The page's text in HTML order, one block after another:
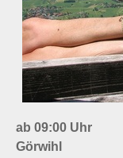
ab 09:00 Uhr
Görwihl